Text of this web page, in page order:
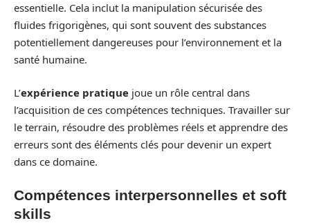
essentielle. Cela inclut la manipulation sécurisée des
fluides frigorigènes, qui sont souvent des substances
potentiellement dangereuses pour l’environnement et la
santé humaine.
L’expérience pratique joue un rôle central dans
l’acquisition de ces compétences techniques. Travailler sur
le terrain, résoudre des problèmes réels et apprendre des
erreurs sont des éléments clés pour devenir un expert
dans ce domaine.
Compétences interpersonnelles et soft
skills